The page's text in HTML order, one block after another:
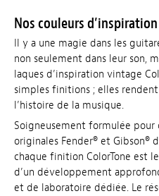
Nos couleurs
Il y a une magie dans les
non seulement dans leur son,
laques d’inspiration vintage
simples finitions ; elles rendent
l’histoire de la musique.
Soigneusement formulée pour
originales Fender® et Gibson®
chaque finition ColorTone est
d’un développement
et de laboratoire dédiée. Le